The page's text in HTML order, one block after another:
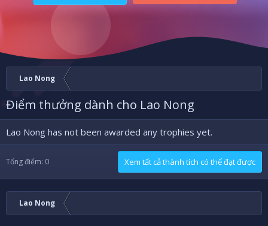
Lao Nong
Điểm thưởng dành cho Lao Nong
Lao Nong has not been awarded any trophies yet.
Tổng điểm: 0 Xem tất cả thành tích có thể đạt được
Lao Nong